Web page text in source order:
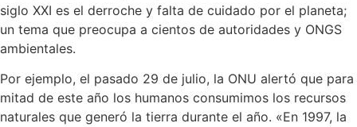
siglo XXI es el derroche y falta de cuidado por el planeta;
un tema que preocupa a cientos de autoridades y ONGS
ambientales.
Por ejemplo, el pasado 29 de julio, la ONU alertó que para
mitad de este año los humanos consumimos los recursos
naturales que generó la tierra durante el año. «En 1997, la